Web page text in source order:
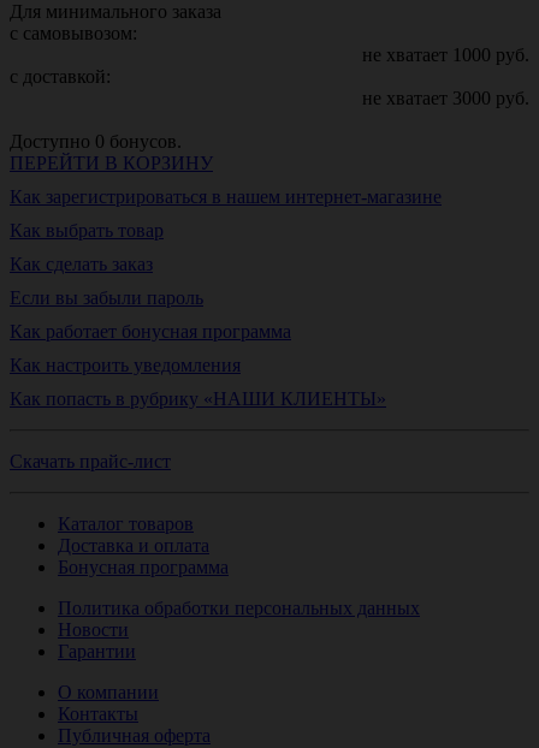
Для минимального заказа
с самовывозом:
не хватает 1000 руб.
с доставкой:
не хватает 3000 руб.
Доступно 0 бонусов.
ПЕРЕЙТИ В КОРЗИНУ
Как зарегистрироваться в нашем интернет-магазине
Как выбрать товар
Как сделать заказ
Если вы забыли пароль
Как работает бонусная программа
Как настроить уведомления
Как попасть в рубрику «НАШИ КЛИЕНТЫ»
Скачать прайс-лист
Каталог товаров
Доставка и оплата
Бонусная программа
Политика обработки персональных данных
Новости
Гарантии
О компании
Контакты
Публичная оферта